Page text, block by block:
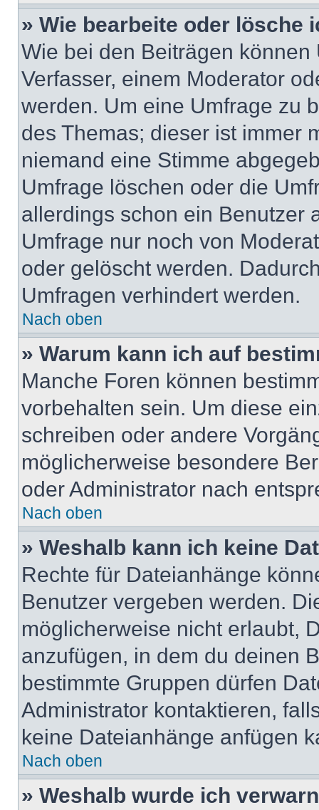
» Wie bearbeite oder lösche
Wie bei den Beiträgen
Verfasser, einem Moderator
werden. Um eine Umfrage zu
des Themas; dieser ist immer
niemand eine Stimme
Umfrage löschen oder die
allerdings schon ein Benutzer
Umfrage nur noch von
oder gelöscht werden.
Umfragen verhindert werden.
Nach oben
» Warum kann ich auf
Manche Foren können
vorbehalten sein. Um diese
schreiben oder andere
möglicherweise besondere
oder Administrator nach
Nach oben
» Weshalb kann ich keine
Rechte für Dateianhänge
Benutzer vergeben werden.
möglicherweise nicht erlaubt,
anzufügen, in dem du deinen
bestimmte Gruppen dürfen
Administrator kontaktieren,
keine Dateianhänge anfügen
Nach oben
» Weshalb wurde ich